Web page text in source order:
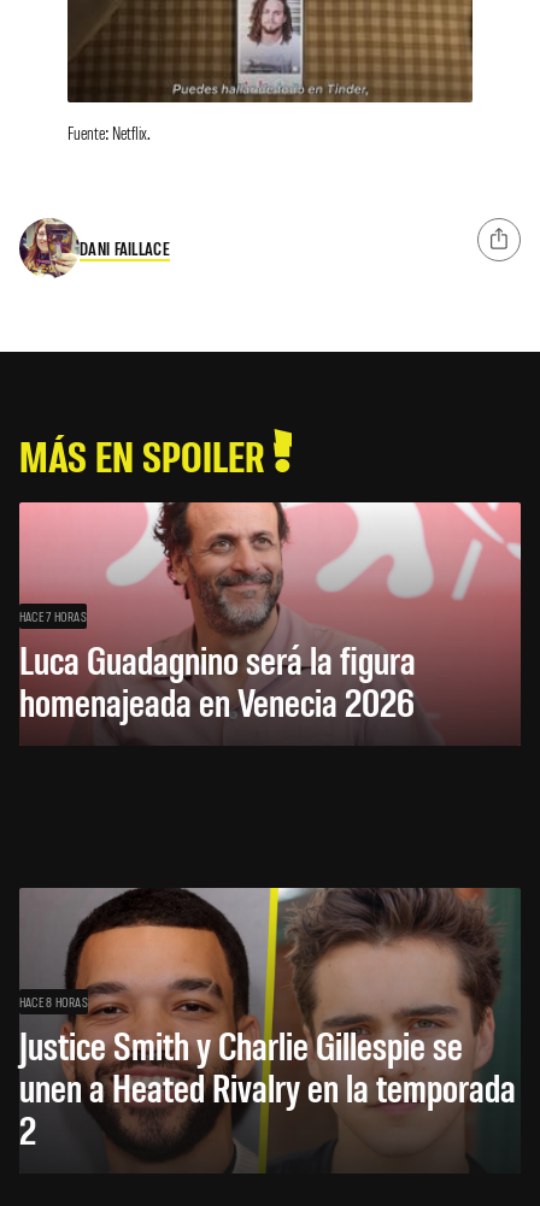
Fuente: Netflix.
DANI FAILLACE
MÁS EN SPOILER
HACE 7 HORAS
Luca Guadagnino será la figura
homenajeada en Venecia 2026
HACE 8 HORAS
Justice Smith y Charlie Gillespie se
unen a Heated Rivalry en la temporada
2